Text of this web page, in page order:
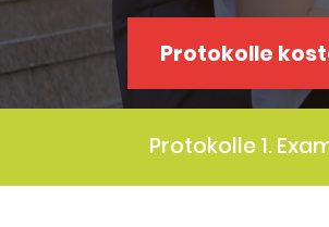
Protokolle
Protokolle 1.